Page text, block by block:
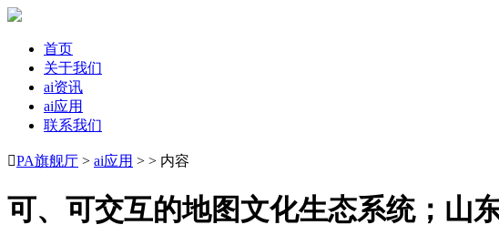
首页
关于我们
ai资讯
ai应用
联系我们
PA旗舰厅 > ai应用 > > 内容
可、可交互的地图文化生态系统；山